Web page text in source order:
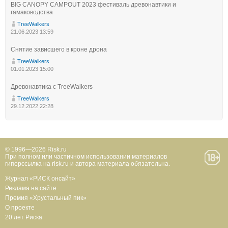
BIG CANOPY CAMPOUT 2023 фестиваль древонавтики и
гамаководства
TreeWalkers
21.06.2023 13:59
Снятие зависшего в кроне дрона
TreeWalkers
01.01.2023 15:00
Древонавтика с TreeWalkers
TreeWalkers
29.12.2022 22:28
© 1996—2026 Risk.ru
При полном или частичном использовании материалов
гиперссылка на risk.ru и автора материала обязательна.
Журнал «РИСК онсайт»
Реклама на сайте
Премия «Хрустальный пик»
О проекте
20 лет Риска